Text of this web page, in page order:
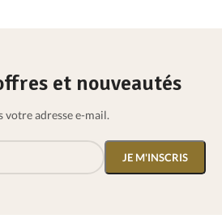
et nouveautés
votre adresse e-mail.